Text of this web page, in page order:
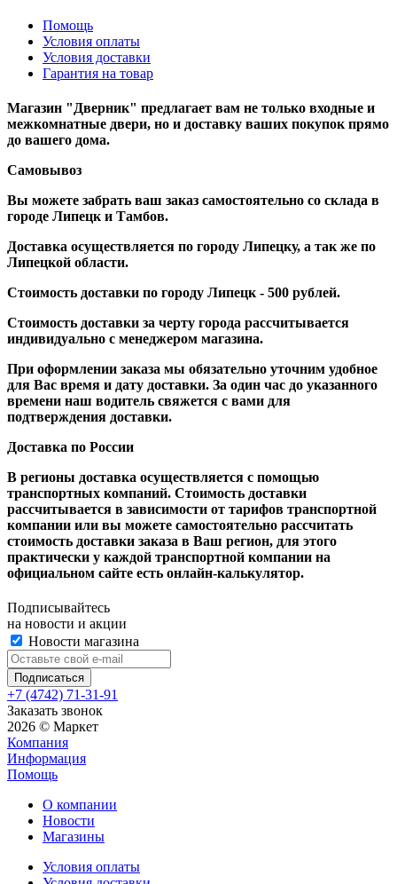
Помощь
Условия оплаты
Условия доставки
Гарантия на товар
Магазин "Дверник" предлагает вам не только входные и
межкомнатные двери, но и доставку ваших покупок прямо
до вашего дома.
Самовывоз
Вы можете забрать ваш заказ самостоятельно со склада в
городе Липецк и Тамбов.
Доставка осуществляется по городу Липецку, а так же по
Липецкой области.
Стоимость доставки по городу Липецк - 500 рублей.
Стоимость доставки за черту города рассчитывается
индивидуально с менеджером магазина.
При оформлении заказа мы обязательно уточним удобное
для Вас время и дату доставки. За один час до указанного
времени наш водитель свяжется с вами для
подтверждения доставки.
Доставка по России
В регионы доставка осуществляется с помощью
транспортных компаний. Стоимость доставки
рассчитывается в зависимости от тарифов транспортной
компании или вы можете самостоятельно рассчитать
стоимость доставки заказа в Ваш регион, для этого
практически у каждой транспортной компании на
официальном сайте есть онлайн-калькулятор.
Подписывайтесь
на новости и акции
Новости магазина
+7 (4742) 71-31-91
Заказать звонок
2026 © Маркет
Компания
Информация
Помощь
О компании
Новости
Магазины
Условия оплаты